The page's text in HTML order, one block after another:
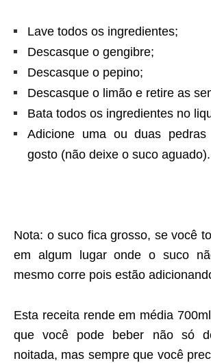
Lave todos os ingredientes;
Descasque o gengibre;
Descasque o pepino;
Descasque o limão e retire as
Bata todos os ingredientes no
Adicione uma ou duas
gosto (não deixe o suco aguado).
Nota: o suco fica grosso, se você
em algum lugar onde o suco
mesmo corre pois estão
Esta receita rende em média
que você pode beber não só
noitada, mas sempre que você